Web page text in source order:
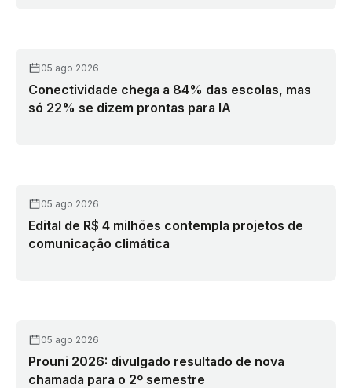
05 ago 2026
Conectividade chega a 84% das escolas, mas
só 22% se dizem prontas para IA
05 ago 2026
Edital de R$ 4 milhões contempla projetos de
comunicação climática
05 ago 2026
Prouni 2026: divulgado resultado de nova
chamada para o 2º semestre